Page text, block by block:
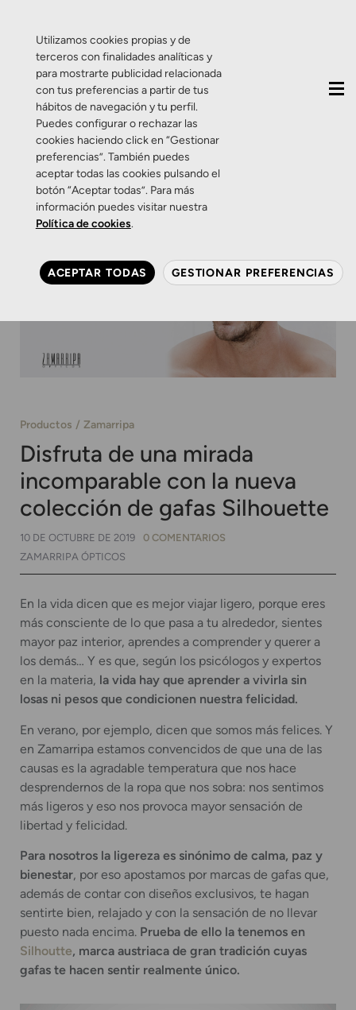
Productos Zamarripa
Disfruta de una mirada
incomparable con la nueva
colección de gafas Silhouette
10 DE OCTUBRE DE 2019
0 COMENTARIOS
ZAMARRIPA ÓPTICOS
En la vida dicen que es mejor viajar ligero, porque eres
más consciente de lo que pasa a tu alrededor, sientes
mayor paz interior, aprendes a comprender y querer a
los demás… Y es que, según los psicólogos y expertos
en la materia, la vida hay que aprender a vivirla sin
losas ni pesos que condicionen nuestra felicidad.
En verano, por ejemplo, dicen que somos más felices. Y
en Zamarripa estamos convencidos de que una de las
causas es la agradable temperatura que nos hace
desprendernos de la ropa que nos sobra: nos sentimos
más ligeros y eso nos provoca mayor sensación de
libertad y felicidad.
Para nosotros la ligereza es sinónimo de calma, paz y
bienestar, por eso apostamos por marcas de gafas que,
además de contar con diseños exclusivos, te hagan
sentirte bien, relajado y con la sensación de no llevar
puesto nada encima. Prueba de ello la tenemos en
Silhoutte, marca austriaca de gran tradición cuyas
gafas te hacen sentir realmente único.
Utilizamos cookies propias y de
terceros con finalidades analíticas y
para mostrarte publicidad relacionada
con tus preferencias a partir de tus
hábitos de navegación y tu perfil.
Puedes configurar o rechazar las
cookies haciendo click en “Gestionar
preferencias”. También puedes
aceptar todas las cookies pulsando el
botón “Aceptar todas”. Para más
información puedes visitar nuestra
Política de cookies.
ACEPTAR TODAS GESTIONAR PREFERENCIAS